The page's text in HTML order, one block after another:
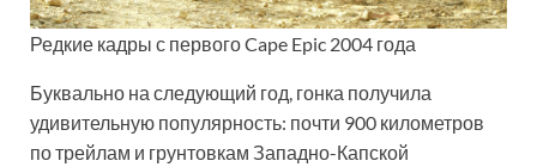
Редкие кадры с первого Cape Epic 2004 года
Буквально на следующий год, гонка получила
удивительную популярность: почти 900 километров
по трейлам и грунтовкам Западно-Капской